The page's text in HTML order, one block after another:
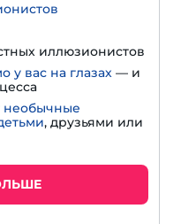
иллюзионистов
у вас на глазах — и
необычные
, друзьями или